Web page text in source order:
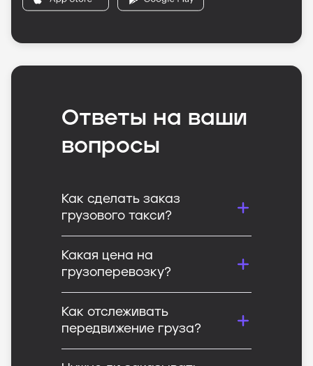
Ответы на ваши
вопросы
Как сделать заказ
грузового такси?
Какая цена на
грузоперевозку?
Как отслеживать
передвижение груза?